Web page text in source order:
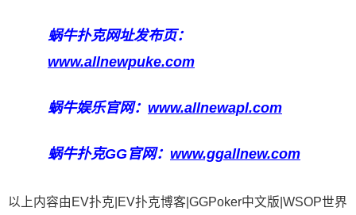
蜗牛扑克网址发布页：
www.allnewpuke.com
蜗牛娱乐官网： www.allnewapl.com
蜗牛扑克GG官网： www.ggallnew.com
以上内容由EV扑克|EV扑克博客|GGPoker中文版|WSOP世界